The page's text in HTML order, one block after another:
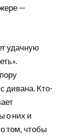
—
удачную
дивана. Кто-
о них и
том, чтобы